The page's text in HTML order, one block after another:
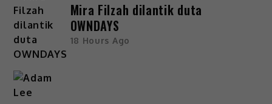
Mira Filzah dilantik duta
OWNDAYS
18 Hours Ago